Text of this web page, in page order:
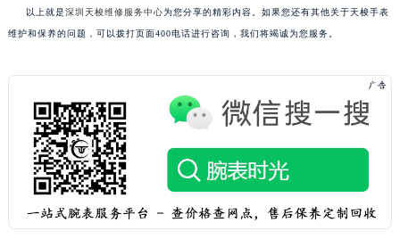
以上就是深圳天梭维修服务中心为您分享的精彩内容。如果您还有其他关于天梭手表
维护和保养的问题，可以拨打页面400电话进行咨询，我们将竭诚为您服务。